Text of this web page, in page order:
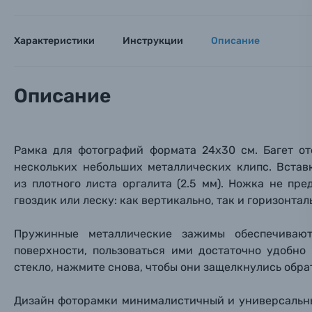
Электроника
Осветительное оборудование
Фотоальбомы
Книги о фотографии, альбомы известных
Вами с
Нажимая
Характеристики Инструкции Описание
Описание
Рамка для фотографий формата 24х30 см. Багет
нескольких небольших металлических клипс.
из плотного листа оргалита (2.5 мм). Ножка не
гвоздик или леску: как вертикально, так и
Пружинные металлические зажимы
поверхности, пользоваться ими достаточно
стекло, нажмите снова, чтобы они защелкнулись
Дизайн фоторамки минималистичный и